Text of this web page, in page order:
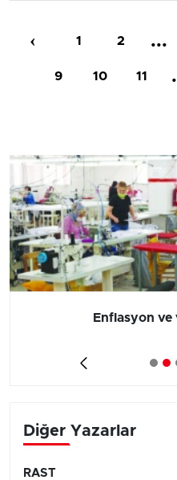
‹ 1 2 ...
9 10 11
Barış
Diğer Yazarlar
RAST